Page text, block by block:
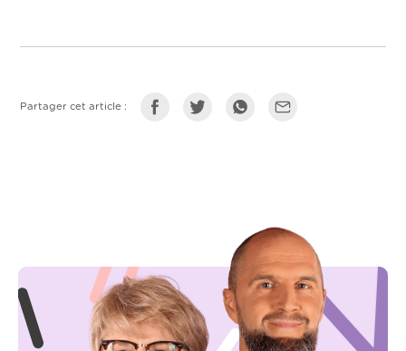
Partager cet article :